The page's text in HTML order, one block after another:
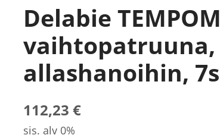
Delabie TEMPOMIX
vaihtopatruuna,
allashanoihin, 7s
112,23 €
sis. alv 0%